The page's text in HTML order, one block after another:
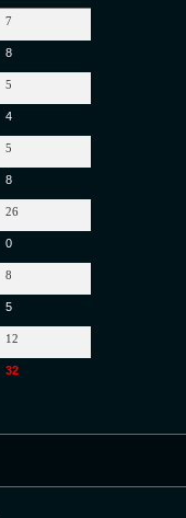
7
8
5
4
5
8
26
0
8
5
12
32